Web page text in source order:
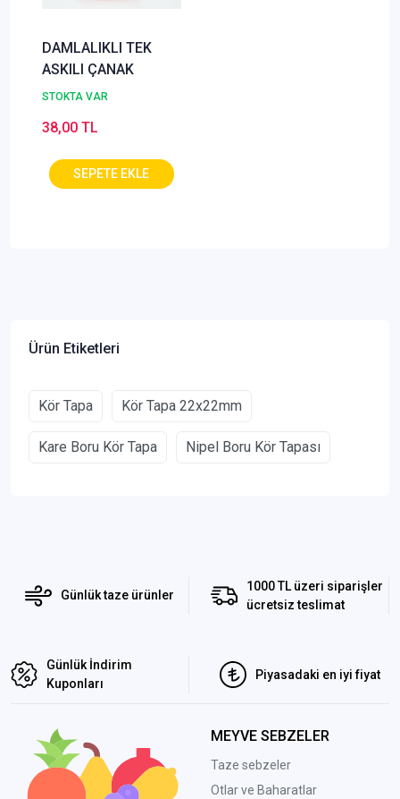
DAMLALIKLI TEK
ASKILI ÇANAK
STOKTA VAR
38,00 TL
Ürün Etiketleri
Kör Tapa Kör Tapa 22x22mm
Kare Boru Kör Tapa Nipel Boru Kör Tapası
Günlük taze ürünler
1000 TL üzeri siparişler
ücretsiz teslimat
Günlük İndirim
Kuponları
Piyasadaki en iyi fiyat
MEYVE SEBZELER
Taze sebzeler
Otlar ve Baharatlar